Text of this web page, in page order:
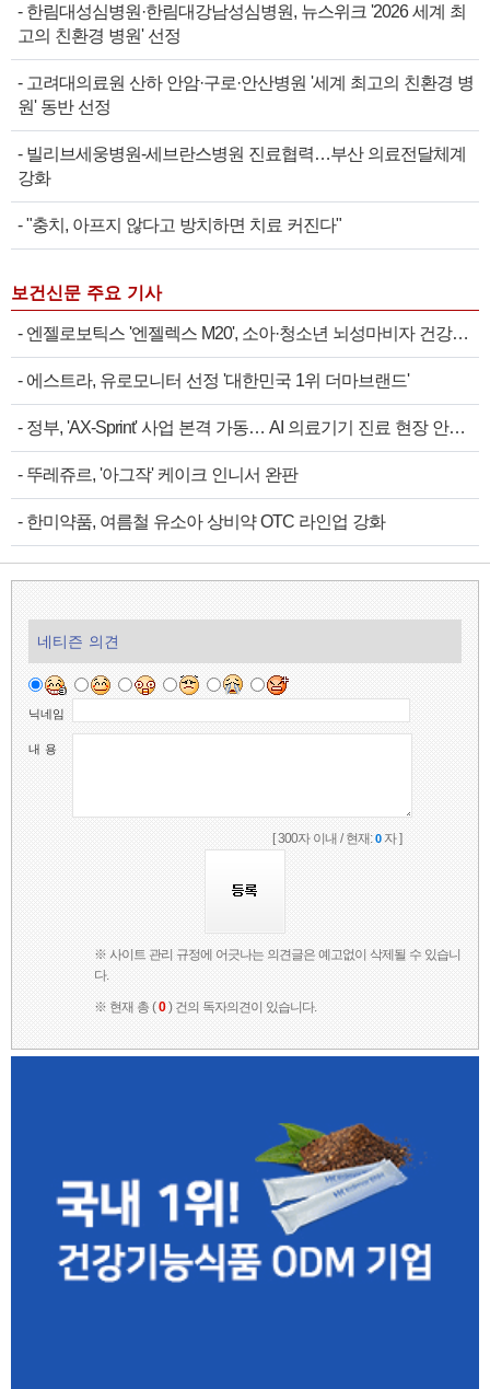
- 한림대성심병원·한림대강남성심병원, 뉴스위크 '2026 세계 최
고의 친환경 병원' 선정
- 고려대의료원 산하 안암·구로·안산병원 '세계 최고의 친환경 병
원' 동반 선정
- 빌리브세웅병원-세브란스병원 진료협력…부산 의료전달체계
강화
-"충치, 아프지 않다고 방치하면 치료 커진다"
보건신문 주요 기사
- 엔젤로보틱스 '엔젤렉스 M20', 소아·청소년 뇌성마비자 건강보험 확대 적용
- 에스트라, 유로모니터 선정 '대한민국 1위 더마브랜드'
- 정부, 'AX-Sprint' 사업 본격 가동… AI 의료기기 진료 현장 안착 속도
- 뚜레쥬르, '아그작' 케이크 인니서 완판
- 한미약품, 여름철 유소아 상비약 OTC 라인업 강화
네티즌 의견
닉네임
내 용
[ 300자 이내 / 현재:0자 ]
※ 사이트 관리 규정에 어긋나는 의견글은 예고없이 삭제될 수 있습니
다.
※ 현재 총 (0) 건의 독자의견이 있습니다.